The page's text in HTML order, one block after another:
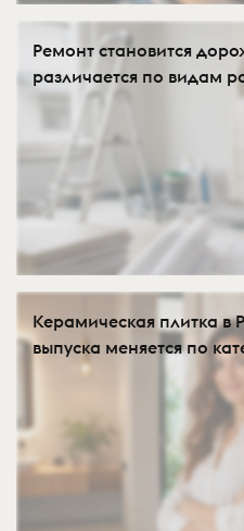
Ремонт становится
различается по видам
Керамическая плитка в
выпуска меняется по